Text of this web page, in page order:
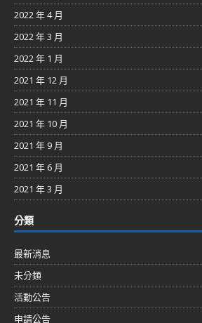
2022 年 4 月
2022 年 3 月
2022 年 1 月
2021 年 12 月
2021 年 11 月
2021 年 10 月
2021 年 9 月
2021 年 6 月
2021 年 3 月
分類
最新消息
未分類
活動公告
申請公告